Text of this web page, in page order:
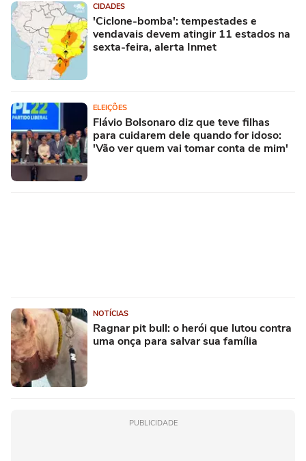
CIDADES
'Ciclone-bomba': tempestades e
vendavais devem atingir 11 estados na
sexta-feira, alerta Inmet
ELEIÇÕES
Flávio Bolsonaro diz que teve filhas
para cuidarem dele quando for idoso:
'Vão ver quem vai tomar conta de mim'
NOTÍCIAS
Ragnar pit bull: o herói que lutou contra
uma onça para salvar sua família
PUBLICIDADE